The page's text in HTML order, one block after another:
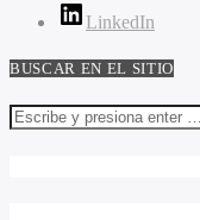
LinkedIn
BUSCAR EN EL SITIO